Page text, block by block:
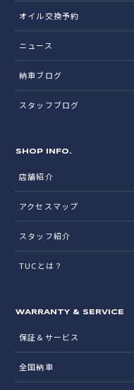
オイル交換予約
ニュース
納車ブログ
スタッフブログ
SHOP INFO.
店舗紹介
アクセスマップ
スタッフ紹介
TUCとは？
WARRANTY & SERVICE
保証＆サービス
全国納車